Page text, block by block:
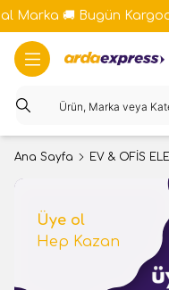
Marka 🚚 Bugün
Ana Sayfa EV & OFİS
Üye ol
Hep Kazan